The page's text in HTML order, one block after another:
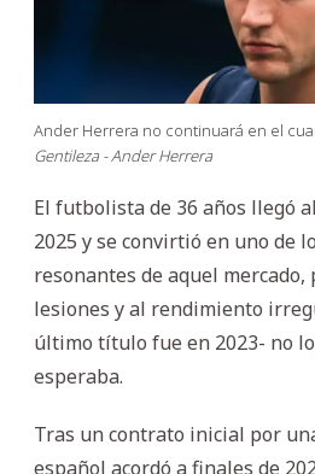
Ander Herrera no continuará en el
Gentileza - Ander Herrera
El futbolista de 36 años llegó
2025 y se convirtió en uno de
resonantes de aquel mercado,
lesiones y al rendimiento
último título fue en 2023- no
esperaba.
Tras un contrato inicial por
español acordó a finales de